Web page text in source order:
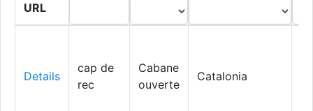
URL
Details
cap de
rec
Cabane
ouverte
Catalonia